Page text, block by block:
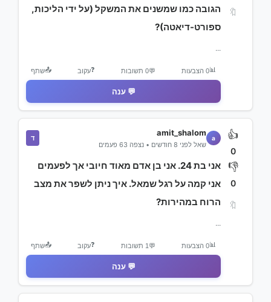
🔖
הגובה כמו שמשנים את המשקל (על ידי הליכות,
ספורט-דיאטה)?
...
📊0 הצבעות 💬0 תשובות ❓עקוב 📤שתף
💬 ענה
👍
0
👎
0
🔖
a
amit_shalom
שאל לפני 8 חודשים • נצפה 63 פעמים
ד
אני בת 24. אני בן אדם מאוד חיובי אך לפעמים
אני קמה על רגל שמאל. איך ניתן לשפר את מצב
הרוח במהירות?
...
📊0 הצבעות 💬 1 תשובות ❓עקוב 📤שתף
💬 ענה